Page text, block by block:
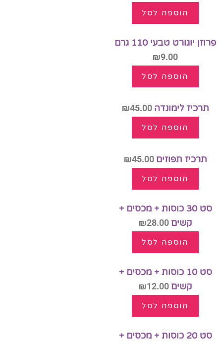
הוספה לסל
פרוזן יוגורט טבעי 110 גרם
₪9.00
הוספה לסל
תרכיז לימונדה ₪45.00
הוספה לסל
תרכיז תפוזים ₪45.00
הוספה לסל
סט 30 כוסות + מכסים +
קשים
₪28.00
הוספה לסל
סט 10 כוסות + מכסים +
קשים
₪12.00
הוספה לסל
סט 20 כוסות + מכסים +